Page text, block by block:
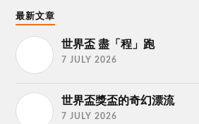
最新文章
世界盃 盡「程」跑
7 JULY 2026
世界盃獎盃的奇幻漂流
7 JULY 2026